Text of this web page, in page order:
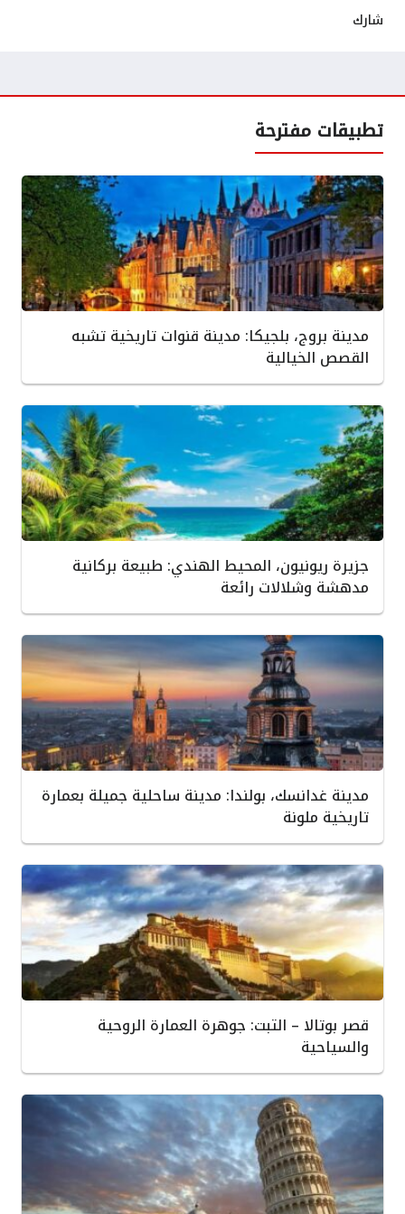
شارك
تطبيقات مفترحة
مدينة بروج، بلجيكا: مدينة قنوات تاريخية تشبه
القصص الخيالية
جزيرة ريونيون، المحيط الهندي: طبيعة بركانية
مدهشة وشلالات رائعة
مدينة غدانسك، بولندا: مدينة ساحلية جميلة بعمارة
تاريخية ملونة
قصر بوتالا – التبت: جوهرة العمارة الروحية
والسياحية